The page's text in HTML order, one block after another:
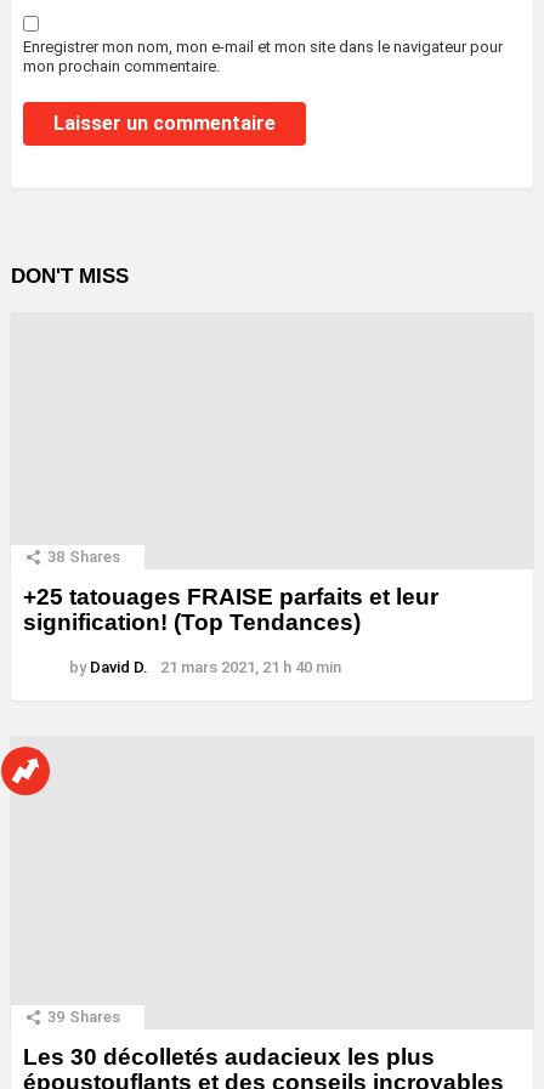
Enregistrer mon nom, mon e-mail et mon site dans le navigateur pour
mon prochain commentaire.
DON'T MISS
38 Shares
+25 tatouages ​​FRAISE parfaits et leur
signification! (Top Tendances)
by David D. 21 mars 2021, 21 h 40 min
39 Shares
Les 30 décolletés audacieux les plus
époustouflants et des conseils incroyables